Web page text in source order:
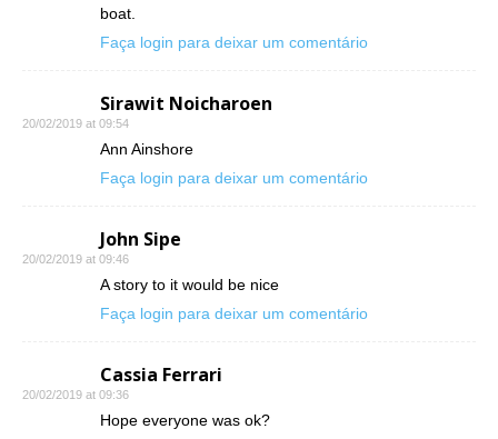
boat.
Faça login para deixar um comentário
Sirawit Noicharoen
20/02/2019 at 09:54
Ann Ainshore
Faça login para deixar um comentário
John Sipe
20/02/2019 at 09:46
A story to it would be nice
Faça login para deixar um comentário
Cassia Ferrari
20/02/2019 at 09:36
Hope everyone was ok?